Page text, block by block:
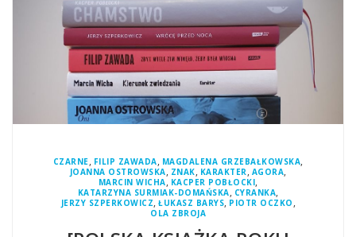
CZARNE, FILIP ZAWADA, MAGDALENA GRZEBAŁKOWSKA,
JOANNA OSTROWSKA, ZNAK, KARAKTER, AGORA,
MARCIN WICHA, KACPER POBŁOCKI,
KATARZYNA SURMIAK-DOMAŃSKA, CYRANKA,
JERZY SZPERKOWICZ, ŁUKASZ BARYS, PIOTR OCZKO ,
OLA ZBROJA